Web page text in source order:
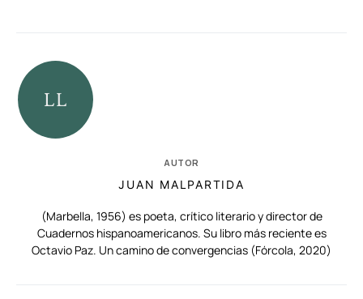
AUTOR
JUAN MALPARTIDA
(Marbella, 1956) es poeta, crítico literario y director de
Cuadernos hispanoamericanos. Su libro más reciente es
Octavio Paz. Un camino de convergencias (Fórcola, 2020)